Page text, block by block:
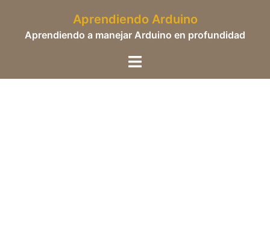
contenido
Aprendiendo Arduino
Aprendiendo a manejar Arduino en profundidad
Alternar